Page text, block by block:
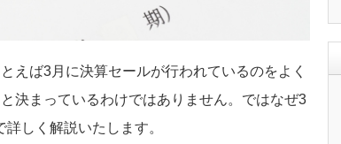
えば3月に決算セールが行われているのをよく
決まっているわけではありません。ではなぜ3
しく解説いたします。